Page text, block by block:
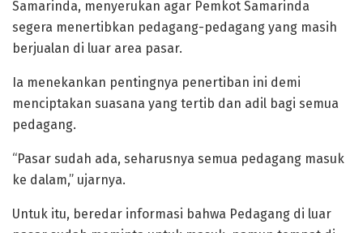
Samarinda, menyerukan agar Pemkot Samarinda
segera menertibkan pedagang-pedagang yang masih
berjualan di luar area pasar.
Ia menekankan pentingnya penertiban ini demi
menciptakan suasana yang tertib dan adil bagi semua
pedagang.
“Pasar sudah ada, seharusnya semua pedagang masuk
ke dalam,” ujarnya.
Untuk itu, beredar informasi bahwa Pedagang di luar